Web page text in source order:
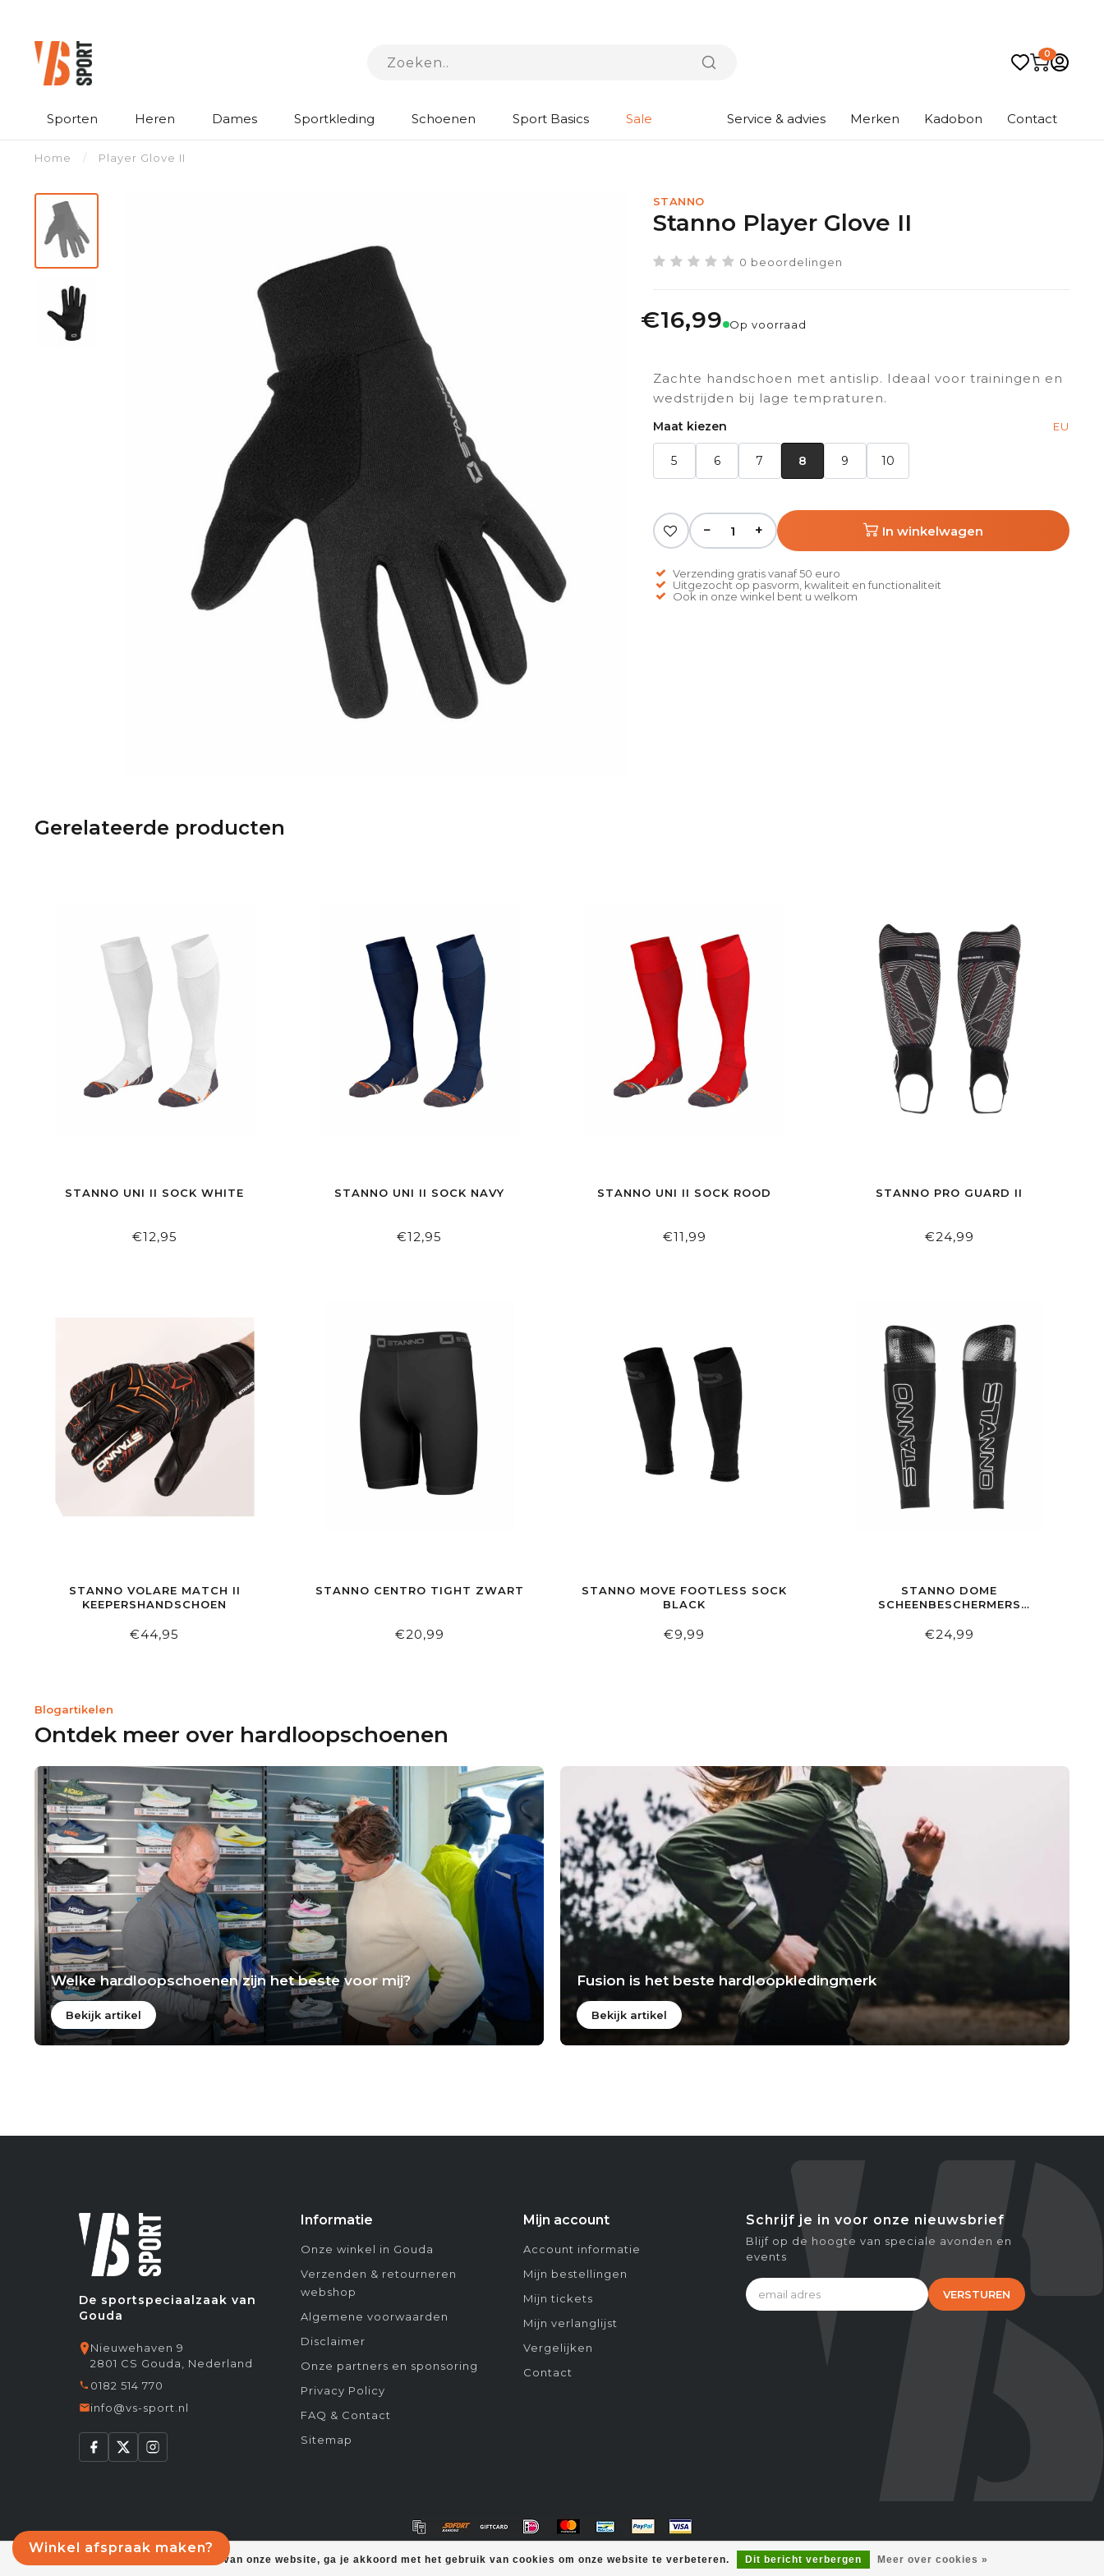
Winkel afspraak maken?
0
Sporten Heren Dames Sportkleding Schoenen Sport Basics Sale Service & advies Merken Kadobon Contact
Home / Player Glove II
STANNO
Stanno Player Glove II
0 beoordelingen
€16,99 Op voorraad
Zachte handschoen met antislip. Ideaal voor trainingen en
wedstrijden bij lage tempraturen.
Maat kiezen EU
5 6 7 8 9 10
− + In winkelwagen
Verzending gratis vanaf 50 euro
Uitgezocht op pasvorm, kwaliteit en functionaliteit
Ook in onze winkel bent u welkom
Gerelateerde producten
STANNO UNI II SOCK WHITE
€12,95
STANNO UNI II SOCK NAVY
€12,95
STANNO UNI II SOCK ROOD
€11,99
STANNO PRO GUARD II
€24,99
STANNO VOLARE MATCH II
KEEPERSHANDSCHOEN
€44,95
STANNO CENTRO TIGHT ZWART
€20,99
STANNO MOVE FOOTLESS SOCK
BLACK
€9,99
STANNO DOME
SCHEENBESCHERMERS
€24,99
Blogartikelen
Ontdek meer over hardloopschoenen
Welke hardloopschoenen zijn het beste voor mij?
Bekijk artikel
Fusion is het beste hardloopkledingmerk
Bekijk artikel
Door het gebruiken van onze website, ga je akkoord met het gebruik van cookies om onze website te verbeteren. Dit bericht verbergen Meer over cookies »
De sportspeciaalzaak van
Gouda
Nieuwehaven 9
2801 CS Gouda, Nederland
0182 514 770
info@vs-sport.nl
Informatie
Onze winkel in Gouda
Verzenden & retourneren
webshop
Algemene voorwaarden
Disclaimer
Onze partners en sponsoring
Privacy Policy
FAQ & Contact
Sitemap
Mijn account
Account informatie
Mijn bestellingen
Mijn tickets
Mijn verlanglijst
Vergelijken
Contact
Schrijf je in voor onze nieuwsbrief
Blijf op de hoogte van speciale avonden en
events
VERSTUREN